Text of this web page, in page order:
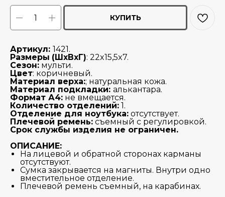
КУПИТЬ
Артикул: 1421.
Размеры (ШхВхГ): 22x15,5x7.
Сезон: мульти.
Цвет: коричневый.
Материал верха:; натуральная кожа.
Материал подкладки: алькантара.
Формат А4: не вмещается.
Количество отделений: 1.
Отделение для ноутбука: отсутствует.
Плечевой ремень: съемный с регулировкой.
Срок службы изделия не ограничен.
ОПИСАНИЕ:
На лицевой и обратной сторонах карманы
отсутствуют.
Сумка закрывается на магниты. Внутри одно
вместительное отделение.
Плечевой ремень съемный, на карабинах.